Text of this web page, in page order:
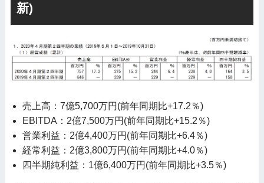
新)
売上高：7億5,700万円(前年同期比+17.2％)
EBITDA：2億7,500万円(前年同期比+15.2％)
営業利益：2億4,400万円(前年同期比+6.4％)
経常利益：2億3,800万円(前年同期比+4.0％)
四半期純利益：1億6,400万円(前年同期比+3.5％)